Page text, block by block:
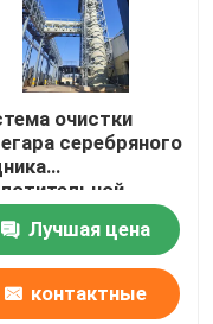
очистки
серебряного
газа отхода
Лучшая цена
контактные